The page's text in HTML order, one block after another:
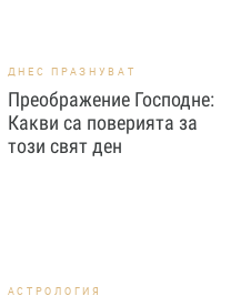
ДНЕС ПРАЗНУВАТ
Преображение Господне:
Какви са поверията за
този свят ден
АСТРОЛОГИЯ